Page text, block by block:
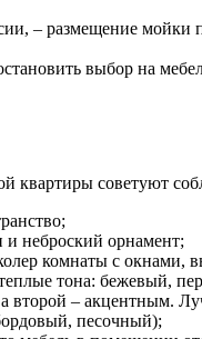
– размещение
выбор на
квартиры советуют
и неброский орнамент;
комнаты с
тона: бежевый,
второй –
песочный);